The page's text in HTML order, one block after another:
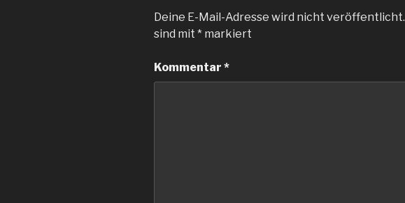
Deine E-Mail-Adresse wird nicht veröffentlicht.
sind mit * markiert
Kommentar *